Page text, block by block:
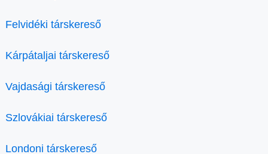
Felvidéki társkereső
Kárpátaljai társkereső
Vajdasági társkereső
Szlovákiai társkereső
Londoni társkereső